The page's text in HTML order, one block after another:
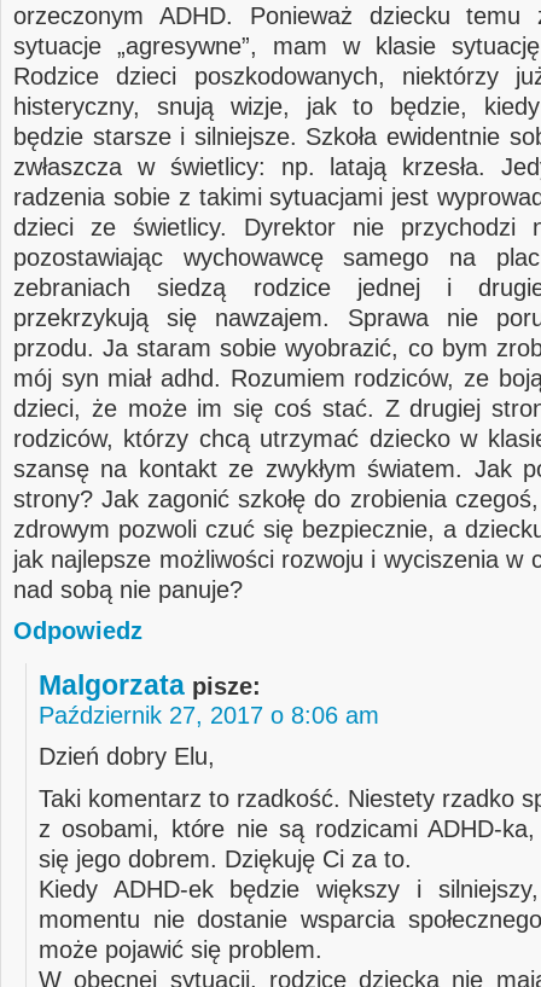
orzeczonym ADHD. Ponieważ dziecku temu
sytuacje „agresywne”, mam w klasie
Rodzice dzieci poszkodowanych, niektórzy
histeryczny, snują wizje, jak to będzie,
będzie starsze i silniejsze. Szkoła ewidentnie
zwłaszcza w świetlicy: np. latają krzesła.
radzenia sobie z takimi sytuacjami jest
dzieci ze świetlicy. Dyrektor nie przychodzi
pozostawiając wychowawcę samego na
zebraniach siedzą rodzice jednej i
przekrzykują się nawzajem. Sprawa nie
przodu. Ja staram sobie wyobrazić, co bym
mój syn miał adhd. Rozumiem rodziców, ze
dzieci, że może im się coś stać. Z drugiej
rodziców, którzy chcą utrzymać dziecko w
szansę na kontakt ze zwykłym światem. Jak
strony? Jak zagonić szkołę do zrobienia
zdrowym pozwoli czuć się bezpiecznie, a
jak najlepsze możliwości rozwoju i wyciszenia w
nad sobą nie panuje?
Odpowiedz
Malgorzata pisze:
Październik 27, 2017 o 8:06 am
Dzień dobry Elu,
Taki komentarz to rzadkość. Niestety rzadko
z osobami, które nie są rodzicami ADHD-
się jego dobrem. Dziękuję Ci za to.
Kiedy ADHD-ek będzie większy i
momentu nie dostanie wsparcia
może pojawić się problem.
W obecnej sytuacji, rodzice dziecka nie